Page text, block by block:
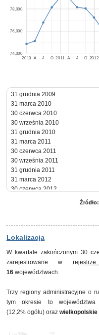
2010 2011 2012
A J O A J O
74,000
76,000
78,000
31 grudnia 2009
31 marca 2010
30 czerwca 2010
30 września 2010
31 grudnia 2010
31 marca 2011
30 czerwca 2011
30 września 2011
31 grudnia 2011
31 marca 2012
30 czerwca 2012
30 czerwca 2013
30 września 2013
31 marca 2014
30 czerwca 2014
Źródło:
Lokalizacja
W kwartale zakończonym 30
zarejestrowane w
16 województwach.
Trzy regiony administracyjne o
tym okresie to województwa
(12,2% ogółu) oraz wielkopolskie